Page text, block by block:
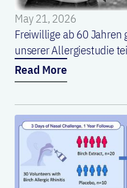
May 21, 2026
Freiwillige ab 60 Jahren
unserer Allergiestudie
Read More